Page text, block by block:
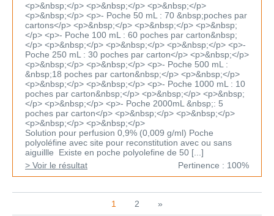
<p>&nbsp;</p> <p>&nbsp;</p> <p>&nbsp;</p>
<p>&nbsp;</p> <p>- Poche 50 mL : 70 &nbsp;poches par
cartons</p> <p>&nbsp;</p> <p>&nbsp;</p> <p>&nbsp;
</p> <p>- Poche 100 mL : 60 poches par carton&nbsp;
</p> <p>&nbsp;</p> <p>&nbsp;</p> <p>&nbsp;</p> <p>-
Poche 250 mL : 30 poches par carton</p> <p>&nbsp;</p>
<p>&nbsp;</p> <p>&nbsp;</p> <p>- Poche 500 mL :
&nbsp;18 poches par carton&nbsp;</p> <p>&nbsp;</p>
<p>&nbsp;</p> <p>&nbsp;</p> <p>- Poche 1000 mL : 10
poches par carton&nbsp;</p> <p>&nbsp;</p> <p>&nbsp;
</p> <p>&nbsp;</p> <p>- Poche 2000mL &nbsp;: 5
poches par carton</p> <p>&nbsp;</p> <p>&nbsp;</p>
<p>&nbsp;</p> <p>&nbsp;</p>
Solution pour perfusion 0,9% (0,009 g/ml) Poche
polyoléfine avec site pour reconstitution avec ou sans
aiguillle Existe en poche polyolefine de 50 [...]
> Voir le résultat
Pertinence : 100%
1 2 »